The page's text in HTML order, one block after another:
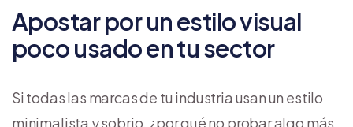
Apostar por un estilo visual
poco usado en tu sector
Si todas las marcas de tu industria usan un estilo
minimalista y sobrio, ¿por qué no probar algo más